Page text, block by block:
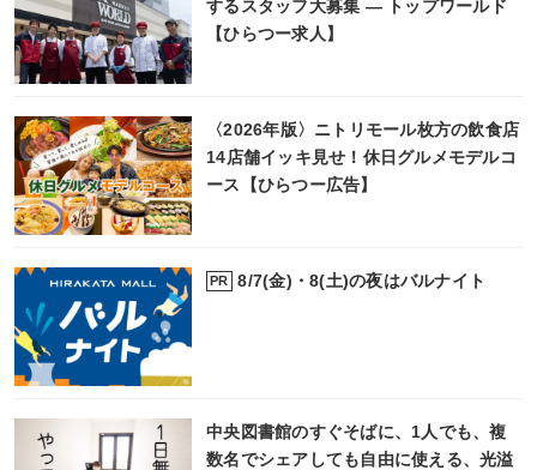
するスタッフ大募集 ― トップワールド
【ひらつー求人】
〈2026年版〉ニトリモール枚方の飲食店
14店舗イッキ見せ！休日グルメモデルコ
ース【ひらつー広告】
PR 8/7(金)・8(土)の夜はバルナイト
中央図書館のすぐそばに、1人でも、複
数名でシェアしても自由に使える、光溢